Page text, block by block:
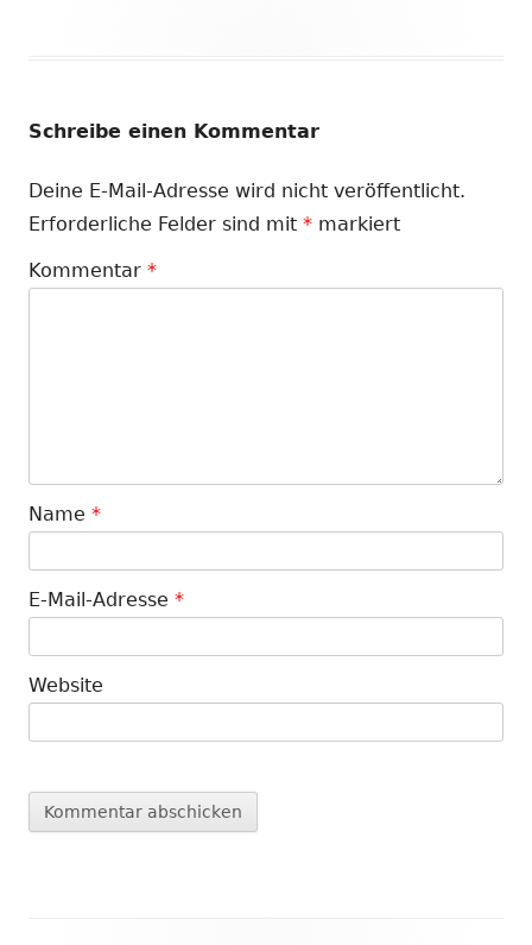
Schreibe einen Kommentar
Deine E-Mail-Adresse wird nicht veröffentlicht.
Erforderliche Felder sind mit * markiert
Kommentar *
Name *
E-Mail-Adresse *
Website